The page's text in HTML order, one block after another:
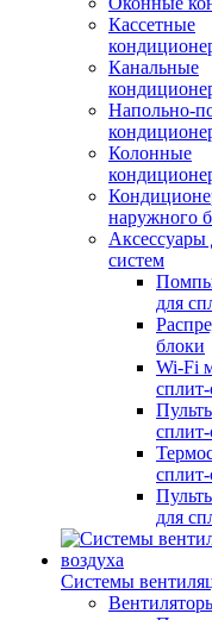
Кассетные
Канальные
Напольно-
Колонные
наружного
Аксессуары
систем
для
блоки
Wi-Fi
для
Системы